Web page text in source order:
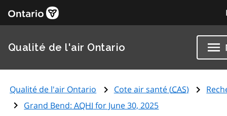
Qualité de l'air Ontario
Qualité de l'air Ontario Cote air santé (CAS)
Grand Bend:AQHI for June 30, 2025